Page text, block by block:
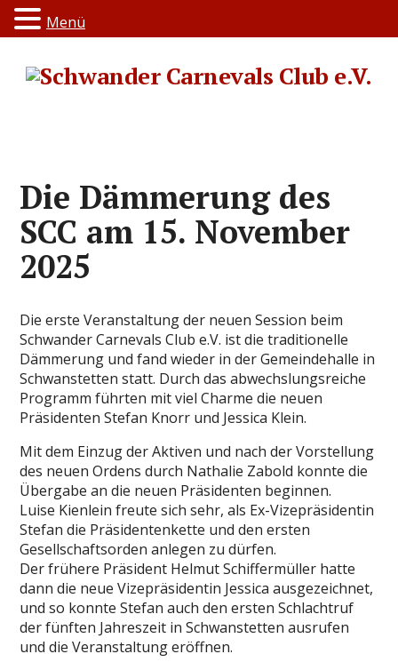
Die Dämmerung des
SCC am 15. November
2025
Die erste Veranstaltung der neuen Session beim
Schwander Carnevals Club e.V. ist die traditionelle
Dämmerung und fand wieder in der Gemeindehalle in
Schwanstetten statt. Durch das abwechslungsreiche
Programm führten mit viel Charme die neuen
Präsidenten Stefan Knorr und Jessica Klein.
Mit dem Einzug der Aktiven und nach der Vorstellung
des neuen Ordens durch Nathalie Zabold konnte die
Übergabe an die neuen Präsidenten beginnen.
Luise Kienlein freute sich sehr, als Ex-Vizepräsidentin
Stefan die Präsidentenkette und den ersten
Gesellschaftsorden anlegen zu dürfen.
Der frühere Präsident Helmut Schiffermüller hatte
dann die neue Vizepräsidentin Jessica ausgezeichnet,
und so konnte Stefan auch den ersten Schlachtruf
der fünften Jahreszeit in Schwanstetten ausrufen
und die Veranstaltung eröffnen.
Menü